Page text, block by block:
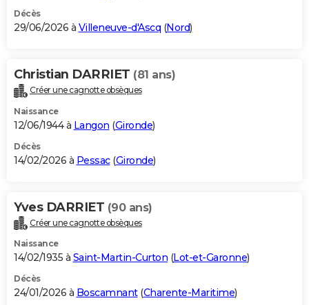
Décès
29/06/2026 à Villeneuve-d'Ascq (Nord)
Christian DARRIET (81 ans)
Créer une cagnotte obsèques
Naissance
12/06/1944 à Langon (Gironde)
Décès
14/02/2026 à Pessac(Gironde)
Yves DARRIET (90 ans)
Créer une cagnotte obsèques
Naissance
14/02/1935 à Saint-Martin-Curton (Lot-et-Garonne)
Décès
24/01/2026 à Boscamnant(Charente-Maritime)